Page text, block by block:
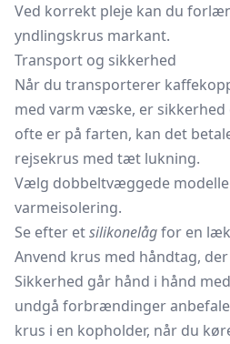
Ved korrekt pleje kan du
yndlingskrus markant.
Transport og sikkerhed
Når du transporterer
med varm væske, er
ofte er på farten, kan det
rejsekrus med tæt lukning.
Vælg dobbeltvæggede
varmeisolering.
Se efter etsilikonelågfor en
Anvend krus med håndtag,
Sikkerhed går hånd i hånd
undgå forbrændinger
krus i en kopholder, når du